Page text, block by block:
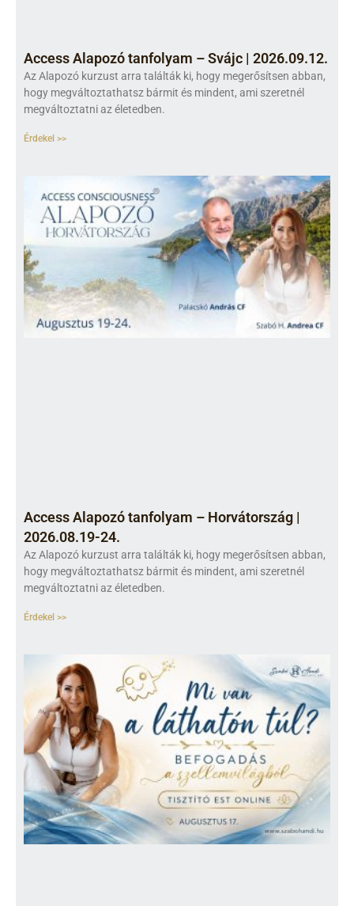
Access Alapozó tanfolyam – Svájc | 2026.09.12.
Az Alapozó kurzust arra találták ki, hogy megerősítsen abban,
hogy megváltoztathatsz bármit és mindent, ami szeretnél
megváltoztatni az életedben.
Érdekel >>
Access Alapozó tanfolyam – Horvátország |
2026.08.19-24.
Az Alapozó kurzust arra találták ki, hogy megerősítsen abban,
hogy megváltoztathatsz bármit és mindent, ami szeretnél
megváltoztatni az életedben.
Érdekel >>